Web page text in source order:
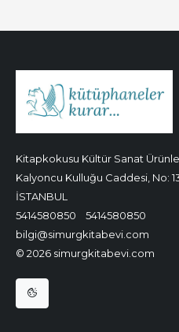
Kitapkokusu Kültür Sanat
Kalyoncu Kulluğu Caddesi, No:
İSTANBUL
5414580850
5414580850
bilgi@simurgkitabevi.com
© 2026 simurgkitabevi.com